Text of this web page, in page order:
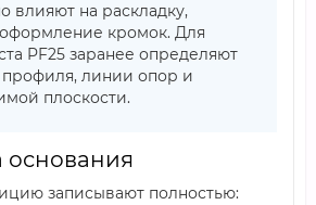
влияют на раскладку,
кромок. Для
PF25 заранее определяют
линии опор и
плоскости.
основания
записывают полностью: